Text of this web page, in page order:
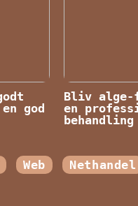
god
Bliv alge-
en
behandling
Web Nethandel